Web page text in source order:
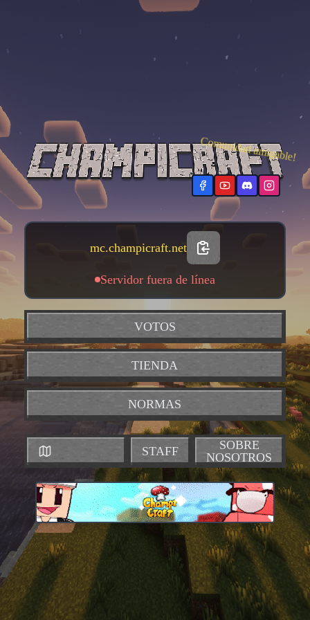
Comunidad amigable!
mc.champicraft.net
Servidor fuera de línea
VOTOS
TIENDA
NORMAS
STAFF
SOBRE
NOSOTROS